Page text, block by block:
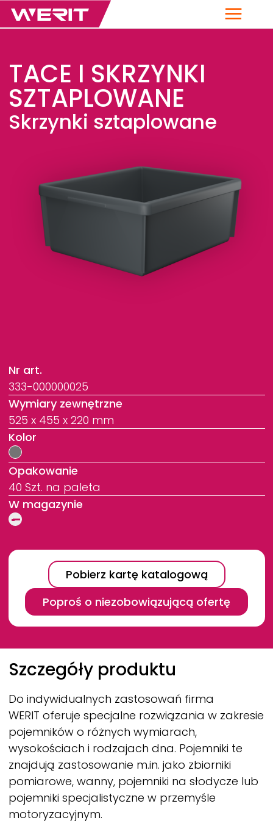
Menu
TACE I SKRZYNKI
SZTAPLOWANE
Skrzynki sztaplowane
Nr art.
333-000000025
Wymiary zewnętrzne
525 x 455 x 220 mm
Kolor
Opakowanie
40 Szt. na paleta
W magazynie
Pobierz kartę katalogową
Poproś o niezobowiązującą ofertę
Breadcrumb
Szczegóły produktu
Do indywidualnych zastosowań firma
WERIT oferuje specjalne rozwiązania w zakresie
pojemników o różnych wymiarach,
wysokościach i rodzajach dna. Pojemniki te
znajdują zastosowanie m.in. jako zbiorniki
pomiarowe, wanny, pojemniki na słodycze lub
pojemniki specjalistyczne w przemyśle
motoryzacyjnym.